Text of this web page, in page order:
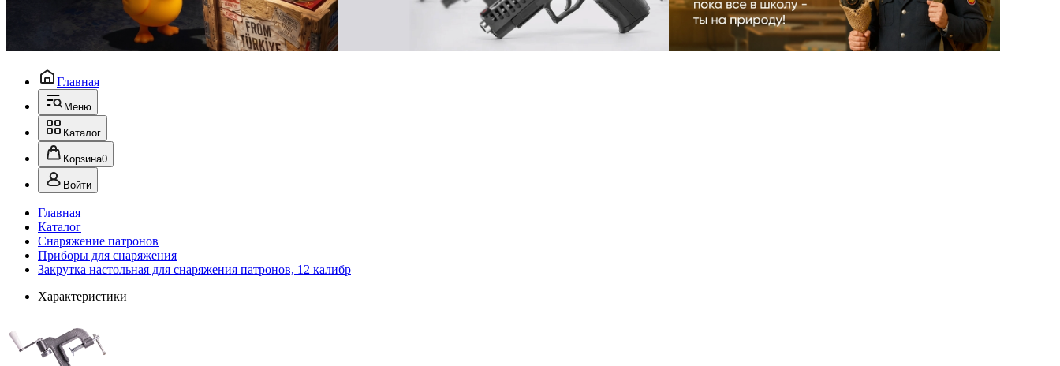
Главная
Меню
Каталог
Корзина0
Войти
Главная
Каталог
Снаряжение патронов
Приборы для снаряжения
Закрутка настольная для снаряжения патронов, 12 калибр
Характеристики